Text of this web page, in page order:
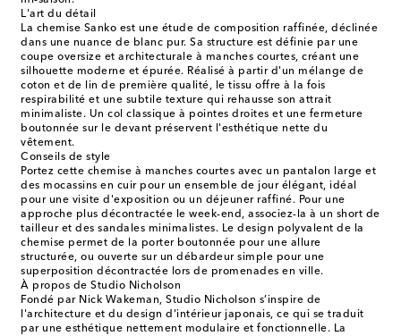
L'art du détail
La chemise Sanko est une étude de composition raffinée, déclinée
dans une nuance de blanc pur. Sa structure est définie par une
coupe oversize et architecturale à manches courtes, créant une
silhouette moderne et épurée. Réalisé à partir d'un mélange de
coton et de lin de première qualité, le tissu offre à la fois
respirabilité et une subtile texture qui rehausse son attrait
minimaliste. Un col classique à pointes droites et une fermeture
boutonnée sur le devant préservent l'esthétique nette du
vêtement.
Conseils de style
Portez cette chemise à manches courtes avec un pantalon large et
des mocassins en cuir pour un ensemble de jour élégant, idéal
pour une visite d'exposition ou un déjeuner raffiné. Pour une
approche plus décontractée le week-end, associez-la à un short de
tailleur et des sandales minimalistes. Le design polyvalent de la
chemise permet de la porter boutonnée pour une allure
structurée, ou ouverte sur un débardeur simple pour une
superposition décontractée lors de promenades en ville.
À propos de Studio Nicholson
Fondé par Nick Wakeman, Studio Nicholson s’inspire de
l'architecture et du design d'intérieur japonais, ce qui se traduit
par une esthétique nettement modulaire et fonctionnelle. La